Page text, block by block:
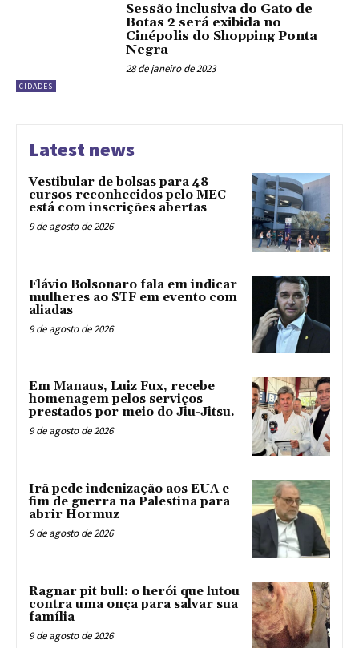
CIDADES
Sessão inclusiva do Gato de
Botas 2 será exibida no
Cinépolis do Shopping Ponta
Negra
28 de janeiro de 2023
Latest news
Vestibular de bolsas para 48
cursos reconhecidos pelo MEC
está com inscrições abertas
9 de agosto de 2026
Flávio Bolsonaro fala em indicar
mulheres ao STF em evento com
aliadas
9 de agosto de 2026
Em Manaus, Luiz Fux, recebe
homenagem pelos serviços
prestados por meio do Jiu-Jitsu.
9 de agosto de 2026
Irã pede indenização aos EUA e
fim de guerra na Palestina para
abrir Hormuz
9 de agosto de 2026
Ragnar pit bull: o herói que lutou
contra uma onça para salvar sua
família
9 de agosto de 2026